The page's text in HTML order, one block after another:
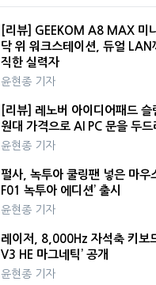
[리뷰] GEEKOM A8 MAX 미
닥 위 워크스테이션, 듀얼 LAN
직한 실력자
윤현종 기자
[리뷰] 레노버 아이디어패드
원대 가격으로 AI PC 문을 두드
윤현종 기자
펄사, 녹투아 쿨링팬 넣은 마우
F01 녹투아 에디션’ 출시
윤현종 기자
레이저, 8,000Hz 자석축 키보
V3 HE 마그네틱’ 공개
윤현종 기자